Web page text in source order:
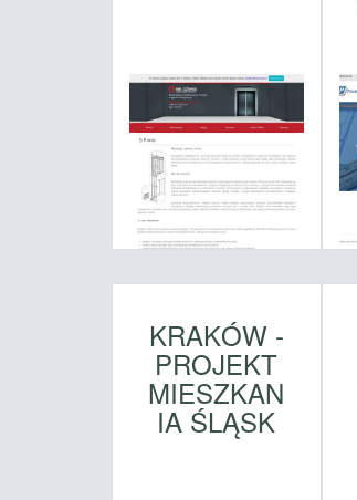
KRAKÓW -
PROJEKT
MIESZKAN
IA ŚLĄSK